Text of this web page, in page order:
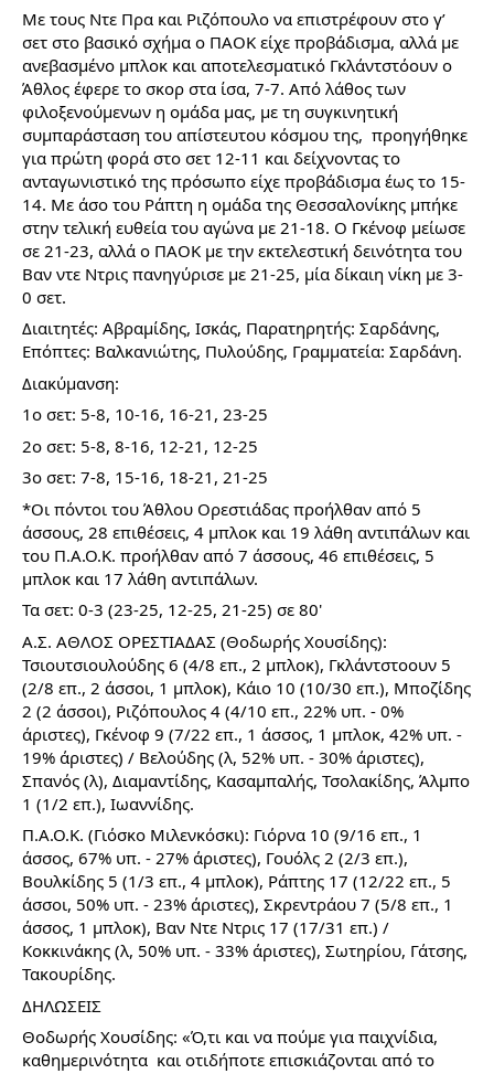
Με τους Ντε Πρα και Ριζόπουλο να επιστρέφουν στο γ’
σετ στο βασικό σχήμα ο ΠΑΟΚ είχε προβάδισμα, αλλά με
ανεβασμένο μπλοκ και αποτελεσματικό Γκλάντστόουν ο
Άθλος έφερε το σκορ στα ίσα, 7-7. Από λάθος των
φιλοξενούμενων η ομάδα μας, με τη συγκινητική
συμπαράσταση του απίστευτου κόσμου της,  προηγήθηκε
για πρώτη φορά στο σετ 12-11 και δείχνοντας το
ανταγωνιστικό της πρόσωπο είχε προβάδισμα έως το 15-
14. Με άσο του Ράπτη η ομάδα της Θεσσαλονίκης μπήκε
στην τελική ευθεία του αγώνα με 21-18. Ο Γκένοφ μείωσε
σε 21-23, αλλά ο ΠΑΟΚ με την εκτελεστική δεινότητα του
Βαν ντε Ντρις πανηγύρισε με 21-25, μία δίκαιη νίκη με 3-
0 σετ.
Διαιτητές: Αβραμίδης, Ισκάς, Παρατηρητής: Σαρδάνης,
Επόπτες: Βαλκανιώτης, Πυλούδης, Γραμματεία: Σαρδάνη.
Διακύμανση:
1ο σετ: 5-8, 10-16, 16-21, 23-25
2ο σετ: 5-8, 8-16, 12-21, 12-25
3ο σετ: 7-8, 15-16, 18-21, 21-25
*Οι πόντοι του Άθλου Ορεστιάδας προήλθαν από 5
άσσους, 28 επιθέσεις, 4 μπλοκ και 19 λάθη αντιπάλων και
του Π.Α.Ο.Κ. προήλθαν από 7 άσσους, 46 επιθέσεις, 5
μπλοκ και 17 λάθη αντιπάλων.
Τα σετ: 0-3 (23-25, 12-25, 21-25) σε 80'
Α.Σ. ΑΘΛΟΣ ΟΡΕΣΤΙΑΔΑΣ (Θοδωρής Χουσίδης):
Τσιουτσιουλούδης 6 (4/8 επ., 2 μπλοκ), Γκλάντστοουν 5
(2/8 επ., 2 άσσοι, 1 μπλοκ), Κάιο 10 (10/30 επ.), Μποζίδης
2 (2 άσσοι), Ριζόπουλος 4 (4/10 επ., 22% υπ. - 0%
άριστες), Γκένοφ 9 (7/22 επ., 1 άσσος, 1 μπλοκ, 42% υπ. -
19% άριστες) / Βελούδης (λ, 52% υπ. - 30% άριστες),
Σπανός (λ), Διαμαντίδης, Κασαμπαλής, Τσολακίδης, Άλμπο
1 (1/2 επ.), Ιωαννίδης.
Π.Α.Ο.Κ. (Γιόσκο Μιλενκόσκι): Γιόρνα 10 (9/16 επ., 1
άσσος, 67% υπ. - 27% άριστες), Γουόλς 2 (2/3 επ.),
Βουλκίδης 5 (1/3 επ., 4 μπλοκ), Ράπτης 17 (12/22 επ., 5
άσσοι, 50% υπ. - 23% άριστες), Σκρεντράου 7 (5/8 επ., 1
άσσος, 1 μπλοκ), Βαν Ντε Ντρις 17 (17/31 επ.) /
Κοκκινάκης (λ, 50% υπ. - 33% άριστες), Σωτηρίου, Γάτσης,
Τακουρίδης.
ΔΗΛΩΣΕΙΣ
Θοδωρής Χουσίδης: «Ό,τι και να πούμε για παιχνίδια,
καθημερινότητα  και οτιδήποτε επισκιάζονται από το